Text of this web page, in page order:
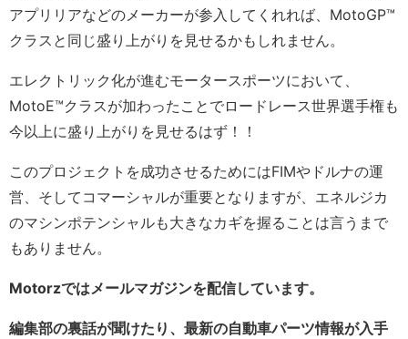
アプリリアなどのメーカーが参入してくれれば、MotoGP™️
クラスと同じ盛り上がりを見せるかもしれません。
エレクトリック化が進むモータースポーツにおいて、
MotoE™️クラスが加わったことでロードレース世界選手権も
今以上に盛り上がりを見せるはず！！
このプロジェクトを成功させるためにはFIMやドルナの運
営、そしてコマーシャルが重要となりますが、エネルジカ
のマシンポテンシャルも大きなカギを握ることは言うまで
もありません。
Motorzではメールマガジンを配信しています。
編集部の裏話が聞けたり、最新の自動車パーツ情報が入手